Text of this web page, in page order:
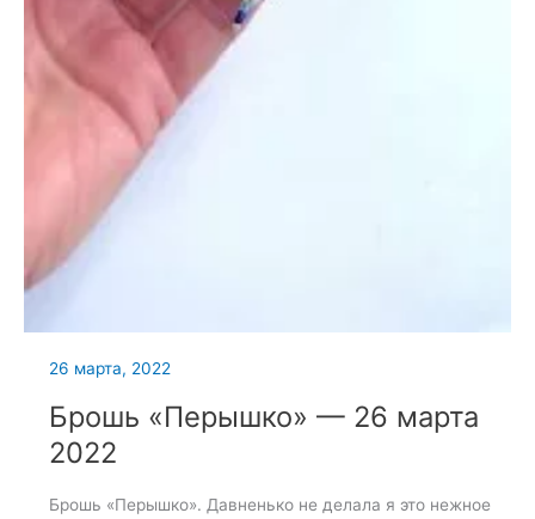
26 марта, 2022
Брошь «Перышко» — 26 марта
2022
Брошь «Перышко». Давненько не делала я это нежное